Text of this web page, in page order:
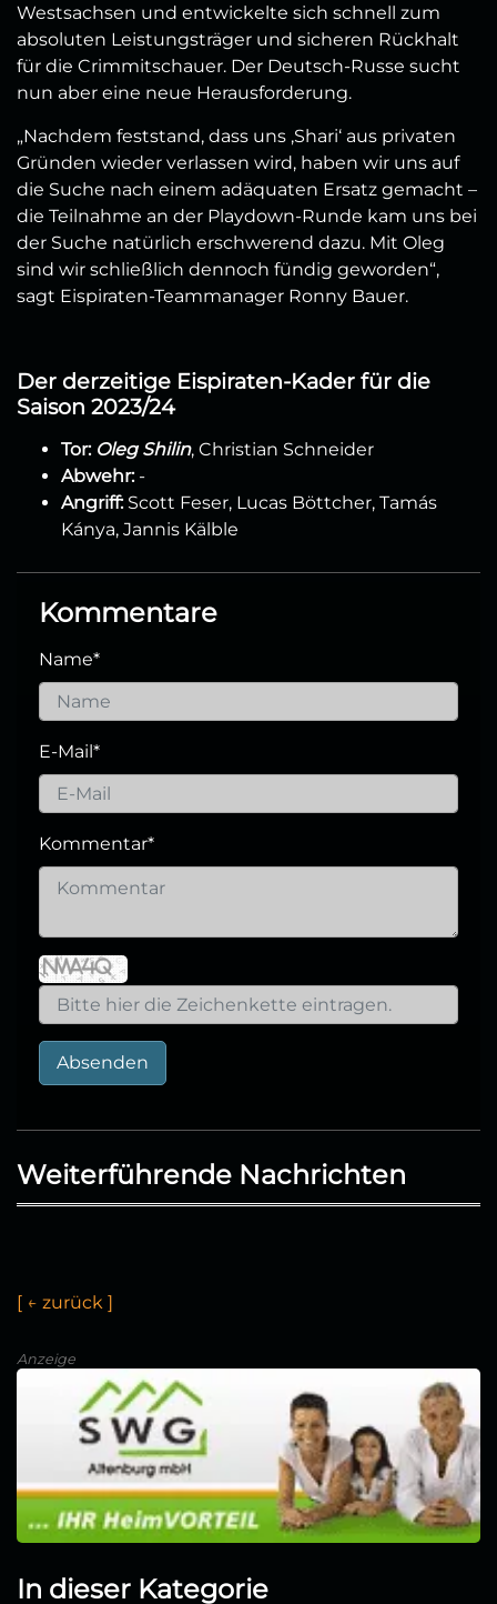
Westsachsen und entwickelte sich schnell zum
absoluten Leistungsträger und sicheren Rückhalt
für die Crimmitschauer. Der Deutsch-Russe sucht
nun aber eine neue Herausforderung.
„Nachdem feststand, dass uns ‚Shari‘ aus privaten
Gründen wieder verlassen wird, haben wir uns auf
die Suche nach einem adäquaten Ersatz gemacht –
die Teilnahme an der Playdown-Runde kam uns bei
der Suche natürlich erschwerend dazu. Mit Oleg
sind wir schließlich dennoch fündig geworden“,
sagt Eispiraten-Teammanager Ronny Bauer.
Der derzeitige Eispiraten-Kader für die
Saison 2023/24
Tor: Oleg Shilin, Christian Schneider
Abwehr:-
Angriff:Scott Feser, Lucas Böttcher, Tamás
Kánya, Jannis Kälble
Kommentare
Name*
E-Mail*
Kommentar*
Absenden
Weiterführende Nachrichten
[ ← z u ück ]
Anzeige
In dieser Kategorie